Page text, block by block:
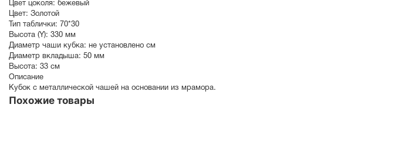
Цвет цоколя: бежевый
Цвет: Золотой
Тип таблички: 70*30
Высота (Y): 330 мм
Диаметр чаши кубка: не установлено см
Диаметр вкладыша: 50 мм
Высота: 33 см
Описание
Кубок с металлической чашей на основании из мрамора.
Похожие товары